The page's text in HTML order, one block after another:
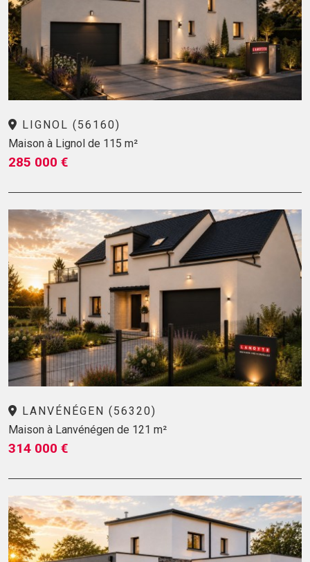
LIGNOL (56160)
Maison à Lignol de 115 m²
285 000 €
LANVÉNÉGEN (56320)
Maison à Lanvénégen de 121 m²
314 000 €